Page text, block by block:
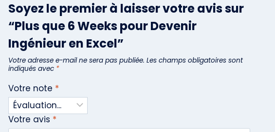
Soyez le premier à laisser votre avis sur
“Plus que 6 Weeks pour Devenir
Ingénieur en Excel”
Votre adresse e-mail ne sera pas publiée. Les champs obligatoires sont
indiqués avec *
Votre note *
Votre avis *